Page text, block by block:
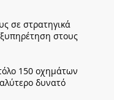
σε στρατηγικά
στους
150 οχημάτων
δυνατό